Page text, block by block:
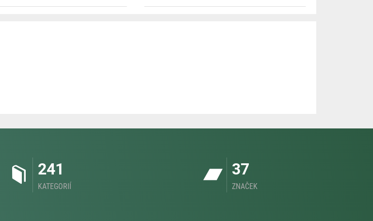
241
KATEGORIÍ
37
ZNAČEK